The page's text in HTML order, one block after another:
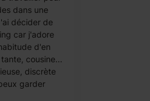
dans une
décider de
car j'adore
d'en
cousine...
discrète
garder